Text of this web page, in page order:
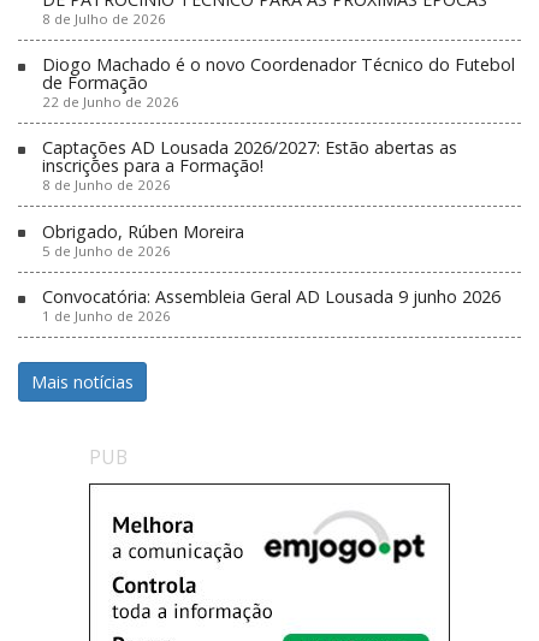
8 de Julho de 2026
Diogo Machado é o novo Coordenador Técnico do Futebol
de Formação
22 de Junho de 2026
Captações AD Lousada 2026/2027: Estão abertas as
inscrições para a Formação!
8 de Junho de 2026
Obrigado, Rúben Moreira
5 de Junho de 2026
Convocatória: Assembleia Geral AD Lousada 9 junho 2026
1 de Junho de 2026
Mais notícias
PUB